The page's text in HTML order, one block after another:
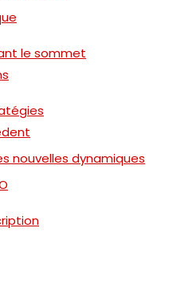
le sommet
nouvelles dynamiques